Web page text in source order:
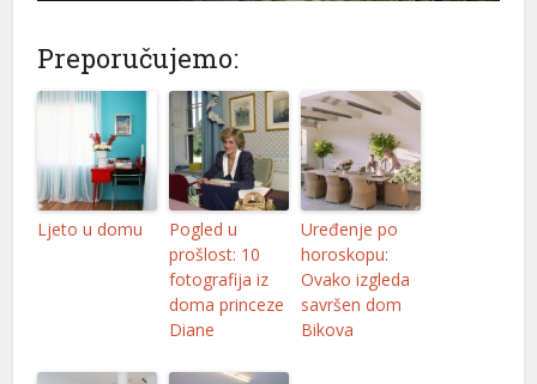
Preporučujemo:
Ljeto u domu
Pogled u
prošlost: 10
fotografija iz
doma princeze
Diane
Uređenje po
horoskopu:
Ovako izgleda
savršen dom
Bikova